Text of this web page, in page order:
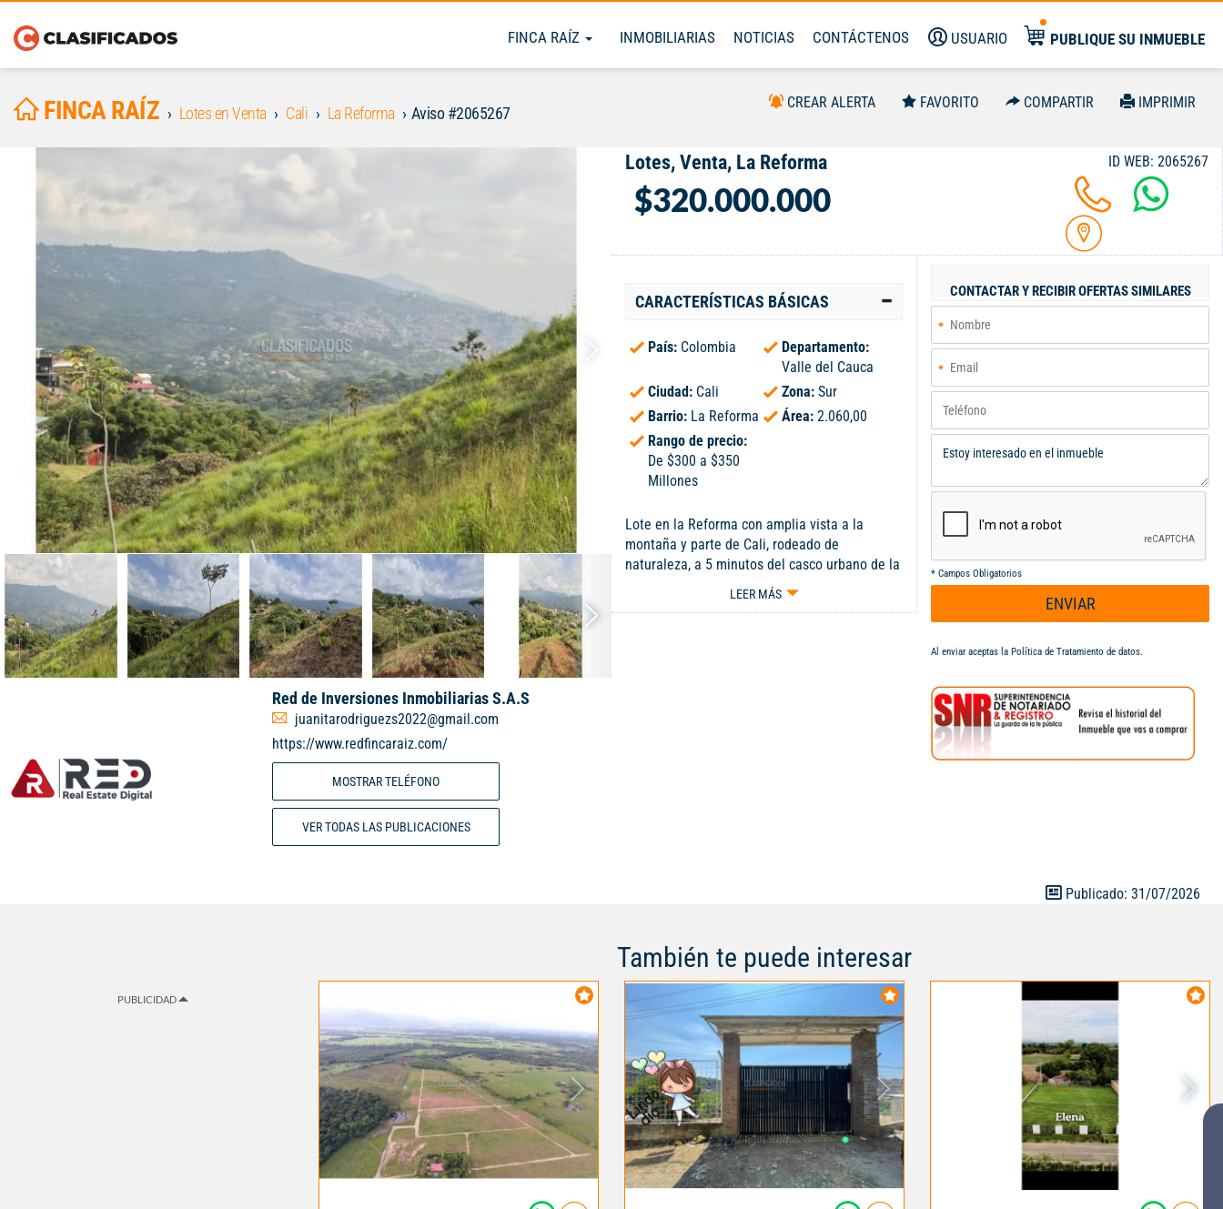
FINCA RAÍZ INMOBILIARIAS NOTICIAS CONTÁCTENOS USUARIO PUBLIQUE SU INMUEBLE
FINCA RAÍZ Lotes en Venta Cali La Reforma Aviso #2065267
CREAR ALERTA FAVORITO COMPARTIR IMPRIMIR
Red de Inversiones Inmobiliarias S.A.S
juanitarodriguezs2022@gmail.com
https://www.redfincaraiz.com/
MOSTRAR TELÉFONO
VER TODAS LAS PUBLICACIONES
Lotes, Venta, La Reforma
$320.000.000
ID WEB: 2065267
CARACTERÍSTICAS BÁSICAS
País: Colombia
Departamento:
Valle del Cauca
Ciudad: Cali Zona: Sur
Barrio: La Reforma Área: 2.060,00
Rango de precio:
De $300 a $350
Millones
Lote en la Reforma con amplia vista a la
montaña y parte de Cali, rodeado de
naturaleza, a 5 minutos del casco urbano de la
ciudad y cerca a ríos y cascadas. Ideal para
quien quiere la tranquilidad del campo y la
LEER MÁS
CONTACTAR Y RECIBIR OFERTAS SIMILARES
* Campos Obligatorios
ENVIAR
Al enviar aceptas la Política de Tratamiento de datos.
Publicado: 31/07/2026
PUBLICIDAD
También te puede interesar